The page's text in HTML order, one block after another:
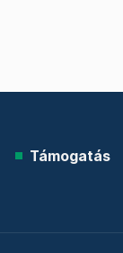
Támogatás